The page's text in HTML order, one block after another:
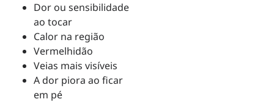
Dor ou sensibilidade
ao tocar
Calor na região
Vermelhidão
Veias mais visíveis
A dor piora ao ficar
em pé